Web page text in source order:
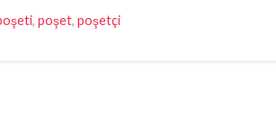
, poşet, poşetçi